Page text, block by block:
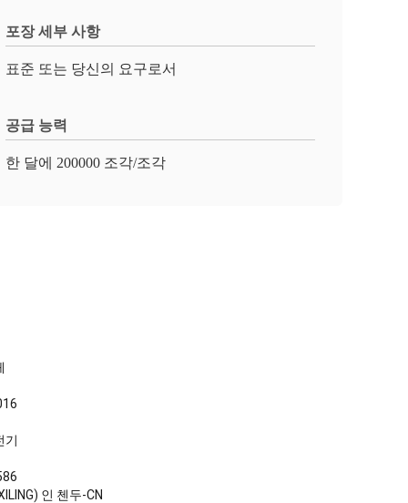
포장 세부 사항
표준 또는 당신의 요구로서
공급 능력
한 달에 200000 조각/조각
기
인 첸두-CN